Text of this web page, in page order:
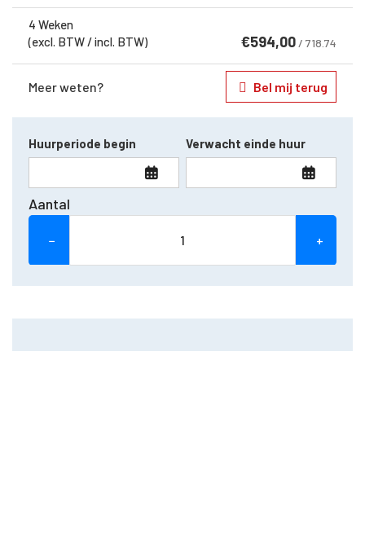
4 Weken
(excl. BTW / incl. BTW)
€594,00 / 718.74
Meer weten? Bel mij terug
Huurperiode begin Verwacht einde huur
Aantal
− +